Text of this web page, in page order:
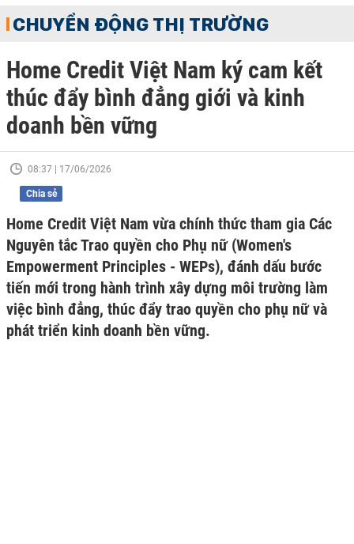
CHUYỂN ĐỘNG THỊ TRƯỜNG
Home Credit Việt Nam ký cam kết
thúc đẩy bình đẳng giới và kinh
doanh bền vững
08:37 | 17/06/2026
Chia sẻ
Home Credit Việt Nam vừa chính thức tham gia Các
Nguyên tắc Trao quyền cho Phụ nữ (Women's
Empowerment Principles - WEPs), đánh dấu bước
tiến mới trong hành trình xây dựng môi trường làm
việc bình đẳng, thúc đẩy trao quyền cho phụ nữ và
phát triển kinh doanh bền vững.